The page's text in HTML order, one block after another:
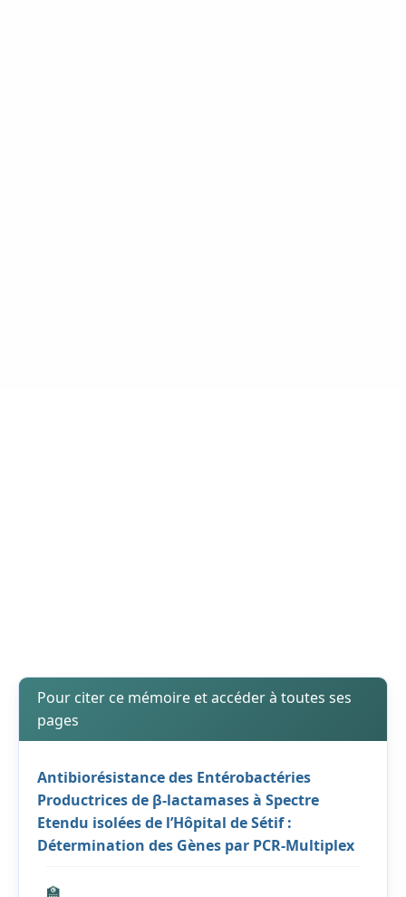
Pour citer ce mémoire et accéder à toutes ses
pages
Antibiorésistance des Entérobactéries
Productrices de β-lactamases à Spectre
Etendu isolées de l’Hôpital de Sétif :
Détermination des Gènes par PCR-Multiplex
🏫